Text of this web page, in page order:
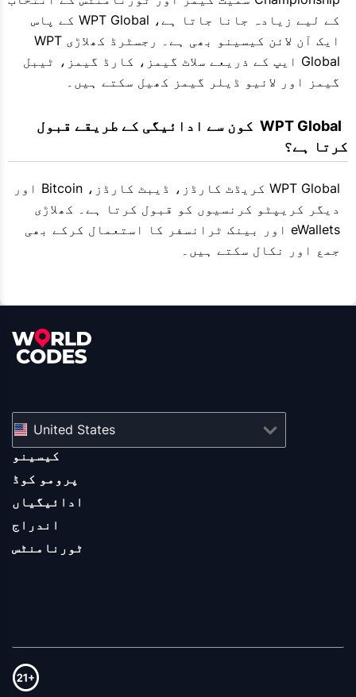
کے لیے زیادہ جانا جاتا ہے، WPT Global کے پاس
ایک آن لائن کیسینو بھی ہے۔ رجسٹرڈ کھلاڑی WPT
Global ایپ کے ذریعے سلاٹ گیمز، کارڈ گیمز، ٹیبل
گیمز اور لائیو ڈیلر گیمز کھیل سکتے ہیں۔
کرتا ہے؟
WPT Global کریڈٹ کارڈز، ڈیبٹ کارڈز، Bitcoin اور
دیگر کریپٹو کرنسیوں کو قبول کرتا ہے۔ کھلاڑی
eWallets اور بینک ٹرانسفر کا استعمال کرکے بھی
جمع اور نکال سکتے ہیں۔
United States
کیسینو
پرومو کوڈ
ادائیگیاں
اندراج
ٹورنامنٹس